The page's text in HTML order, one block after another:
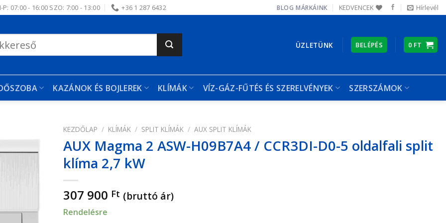
P: 07:00 - 16:00 SZO: 7:00 - 13:00 +36 1 287 6432 BLOG MÁRKÁINK KEDVENCEK Hírlevél
ÜZLETÜNK BELÉPÉS 0 FT
KAZÁNOK ÉS BOJLEREK KLÍMÁK VÍZ-GÁZ-FŰTÉS ÉS SZERELVÉNYEK SZERSZÁMOK
KEZDŐLAP / KLÍMÁK / SPLIT KLÍMÁK / AUX SPLIT KLÍMÁK
AUX Magma 2 ASW-H09B7A4 / CCR3DI-D0-5 oldalfali split
klíma 2,7 kW
307 900 Ft (bruttó ár)
Rendelésre